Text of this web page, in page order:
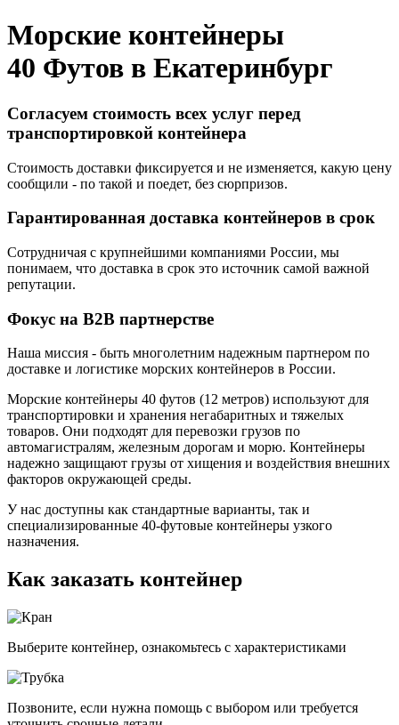
Морские контейнеры
40 Футов в Екатеринбург
Согласуем стоимость всех услуг перед
транспортировкой контейнера
Стоимость доставки фиксируется и не изменяется, какую цену
сообщили - по такой и поедет, без сюрпризов.
Гарантированная доставка контейнеров в срок
Сотрудничая с крупнейшими компаниями России, мы
понимаем, что доставка в срок это источник самой важной
репутации.
Фокус на B2B партнерстве
Наша миссия - быть многолетним надежным партнером по
доставке и логистике морских контейнеров в России.
Морские контейнеры 40 футов (12 метров) используют для
транспортировки и хранения негабаритных и тяжелых
товаров. Они подходят для перевозки грузов по
автомагистралям, железным дорогам и морю. Контейнеры
надежно защищают грузы от хищения и воздействия внешних
факторов окружающей среды.
У нас доступны как стандартные варианты, так и
специализированные 40-футовые контейнеры узкого
назначения.
Как заказать контейнер
Выберите контейнер, ознакомьтесь с характеристиками
Позвоните, если нужна помощь с выбором или требуется